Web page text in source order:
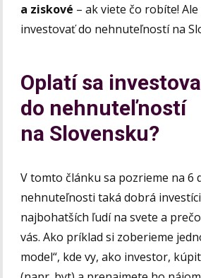
a ziskové – ak viete čo robíte!
investovať do nehnuteľností na
Oplatí sa
do nehnuteľností
na Slovensku?
V tomto článku sa pozrieme na 6
nehnuteľnosti taká dobrá
najbohatších ľudí na svete a
vás. Ako príklad si zoberieme
model“, kde vy, ako investor,